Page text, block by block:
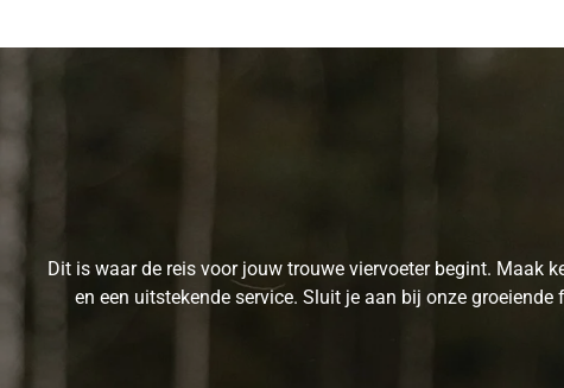
Dit is waar de reis voor jouw trouwe viervoeter begint. Maak
en een uitstekende service. Sluit je aan bij onze